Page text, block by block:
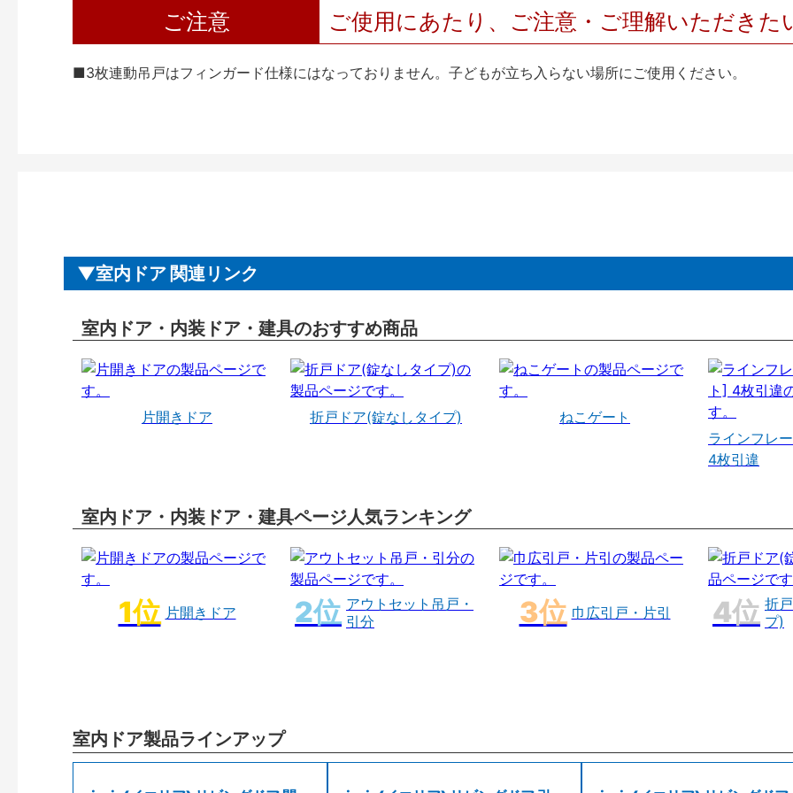
ご注意 ご使用にあたり、ご注意・ご理解いただきた
■3枚連動吊戸はフィンガード仕様にはなっておりません。子どもが立ち入らない場所にご使用ください。
室内ドア 関連リンク
室内ドア・内装ドア・建具のおすすめ商品
片開きドア 折戸ドア(錠なしタイプ)
ねこゲート
ラインフレ
4枚引違
室内ドア・内装ドア・建具ページ人気ランキング
片開きドア
アウトセット吊戸・
引分
巾広引戸・片引
折
プ)
室内ドア製品ラインアップ